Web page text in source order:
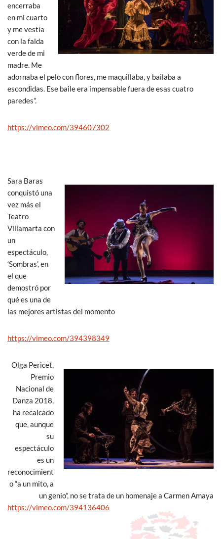
encerraba
en mi cuarto
y me vestía
con la falda
verde de mi
madre. Me
adornaba el pelo con flores, me maquillaba, y bailaba a
escondidas. Ese baile era impensable fuera de esas cuatro
paredes”.
https://vimeo.com/394607302
Sara Baras
conquistó una
vez más el
Teatro
Villamarta con
un
espectáculo,
‘Sombras’, en
el que
demostró por
qué es una de
las mejores artistas del momento
https://vimeo.com/394398349
Olga Pericet,
Premio
Nacional de
Danza 2018,
ha recalcado
que, aunque
su
espectáculo
es un
reconocimient
o “a un mito, a
un genio”, no se trata de un homenaje a Carmen Amaya
https://vimeo.com/394136406